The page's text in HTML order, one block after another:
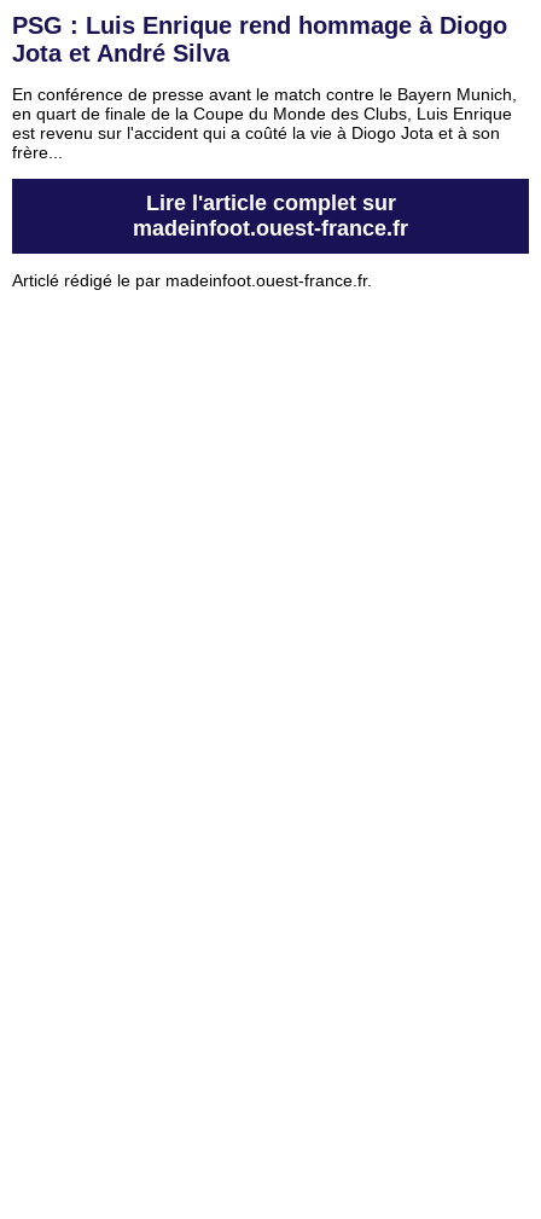
PSG : Luis Enrique rend hommage à Diogo
Jota et André Silva
En conférence de presse avant le match contre le Bayern Munich,
en quart de finale de la Coupe du Monde des Clubs, Luis Enrique
est revenu sur l'accident qui a coûté la vie à Diogo Jota et à son
frère...
Lire l'article complet sur
madeinfoot.ouest-france.fr
Articlé rédigé le par madeinfoot.ouest-france.fr.